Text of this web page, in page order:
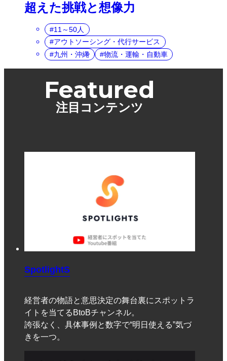
超えた挑戦と想像力
11～50人
アウトソーシング・代行サービス
九州・沖縄
物流・運輸・自動車
Featured
注目コンテンツ
SpotlightS
経営者の物語と意思決定の舞台裏にスポットラ
イトを当てるBtoBチャンネル。
誇張なく、具体事例と数字で“明日使える”気づ
きを一つ。